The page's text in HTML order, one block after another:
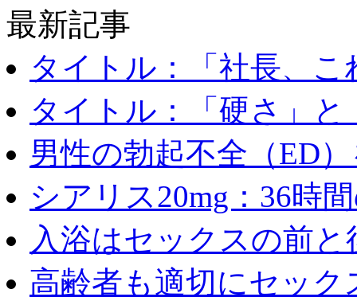
最新記事
タイトル：「社長、こ
タイトル：「硬さ」と
男性の勃起不全（ED
シアリス20mg：36時
入浴はセックスの前と
高齢者も適切にセック